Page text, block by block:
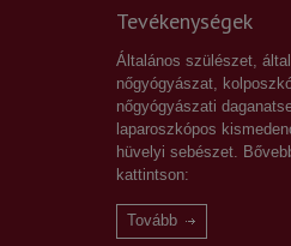
Tevékenységek
Általános szülészet,
nőgyógyászat,
nőgyógyászati
laparoszkópos
hüvelyi sebészet.
kattintson:
Tovább